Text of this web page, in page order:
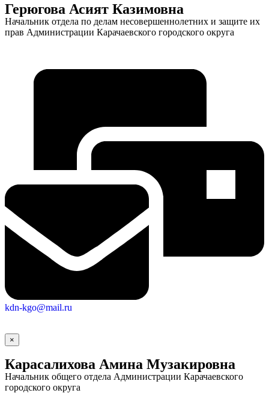
Герюгова Асият Казимовна
Начальник отдела по делам несовершеннолетних и защите их
прав Администрации Карачаевского городского округа
kdn-kgo@mail.ru
×
Карасалихова Амина Музакировна
Начальник общего отдела Администрации Карачаевского
городского округа